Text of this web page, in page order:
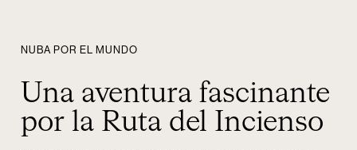
NUBA POR EL MUNDO
Una aventura fascinante
por la Ruta del Incienso